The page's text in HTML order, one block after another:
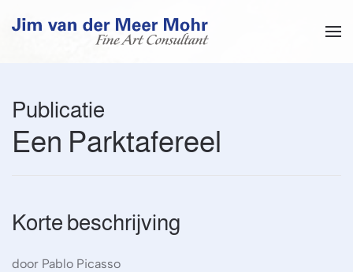
Overslaan en naar de inhoud gaan
Publicatie
Een Parktafereel
Korte beschrijving
door Pablo Picasso